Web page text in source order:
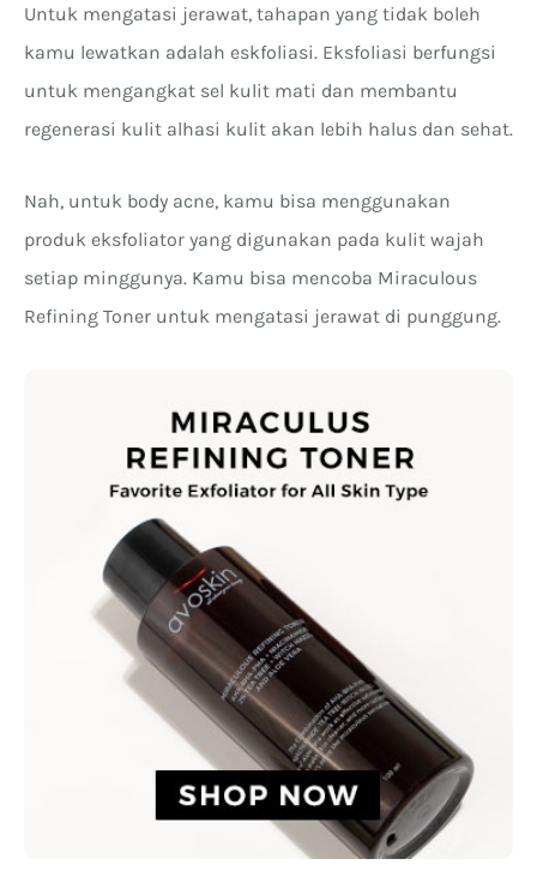
Untuk mengatasi jerawat, tahapan yang tidak boleh
kamu lewatkan adalah eskfoliasi. Eksfoliasi berfungsi
untuk mengangkat sel kulit mati dan membantu
regenerasi kulit alhasi kulit akan lebih halus dan sehat.
Nah, untuk body acne, kamu bisa menggunakan
produk eksfoliator yang digunakan pada kulit wajah
setiap minggunya. Kamu bisa mencoba Miraculous
Refining Toner untuk mengatasi jerawat di punggung.